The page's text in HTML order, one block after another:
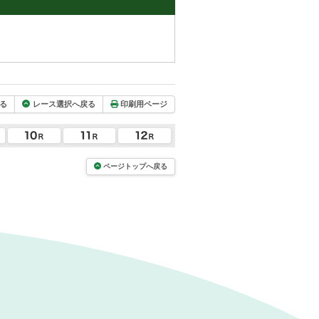
レース選択へ戻る 印刷用ページ
ページトップへ戻る